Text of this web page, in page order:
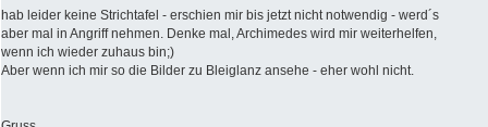
hab leider keine Strichtafel - erschien mir bis jetzt nicht notwendig - werd´s
aber mal in Angriff nehmen. Denke mal, Archimedes wird mir weiterhelfen,
wenn ich wieder zuhaus bin;)
Aber wenn ich mir so die Bilder zu Bleiglanz ansehe - eher wohl nicht.